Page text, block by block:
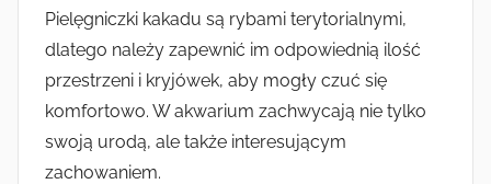
Pielęgniczki kakadu są rybami terytorialnymi,
dlatego należy zapewnić im odpowiednią ilość
przestrzeni i kryjówek, aby mogły czuć się
komfortowo. W akwarium zachwycają nie tylko
swoją urodą, ale także interesującym
zachowaniem.